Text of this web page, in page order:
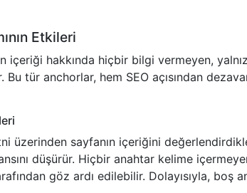
Etkileri
içeriği hakkında hiçbir bilgi vermeyen,
tür anchorlar, hem SEO açısından
üzerinden sayfanın içeriğini
düşürür. Hiçbir anahtar kelime
göz ardı edilebilir. Dolayısıyla, boş